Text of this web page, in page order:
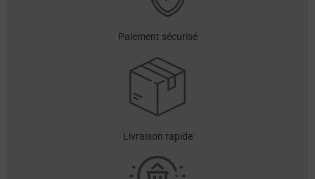
Paiement sécurisé
Livraison rapide